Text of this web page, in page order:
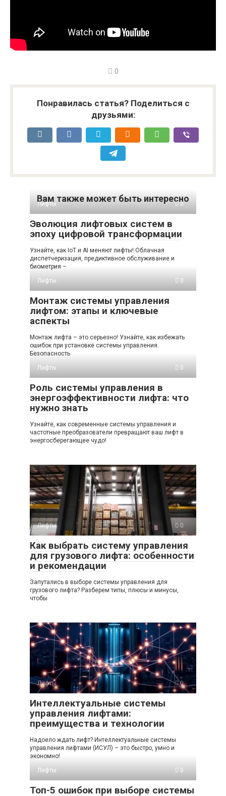
0
Понравилась статья? Поделиться с
друзьями:
Вам также может быть интересно
Лифты 0
Эволюция лифтовых систем в
эпоху цифровой трансформации
Узнайте, как IoT и AI меняют лифты! Облачная
диспетчеризация, предиктивное обслуживание и
биометрия –
Лифты
0
Монтаж системы управления
лифтом: этапы и ключевые
аспекты
Монтаж лифта – это серьезно! Узнайте, как избежать
ошибок при установке системы управления.
Безопасность
Лифты
0
Роль системы управления в
энергоэффективности лифта: что
нужно знать
Узнайте, как современные системы управления и
частотные преобразователи превращают ваш лифт в
энергосберегающее чудо!
Лифты 0
Как выбрать систему управления
для грузового лифта: особенности
и рекомендации
Запутались в выборе системы управления для
грузового лифта? Разберем типы, плюсы и минусы,
чтобы
Лифты 0
Интеллектуальные системы
управления лифтами:
преимущества и технологии
Надоело ждать лифт? Интеллектуальные системы
управления лифтами (ИСУЛ) – это быстро, умно и
экономно!
Лифты
0
Топ-5 ошибок при выборе системы